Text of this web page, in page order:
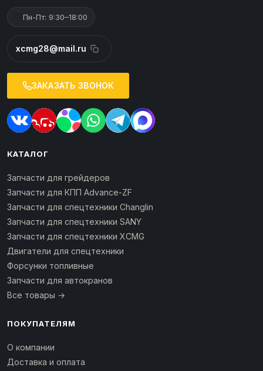
Пн-Пт: 9:30–18:00
xcmg28@mail.ru
ЗАКАЗАТЬ ЗВОНОК
КАТАЛОГ
Запчасти для грейдеров
Запчасти для КПП Advance-ZF
Запчасти для спецтехники Changlin
Запчасти для спецтехники SANY
Запчасти для спецтехники XCMG
Двигатели для спецтехники
Форсунки топливные
Запчасти для автокранов
Все товары →
ПОКУПАТЕЛЯМ
О компании
Доставка и оплата